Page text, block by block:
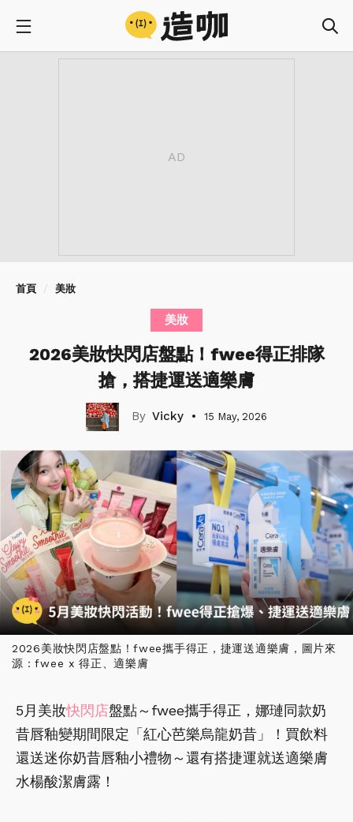
首頁 美妝
美妝
2026美妝快閃店盤點！fwee得正排隊
搶，搭捷運送適樂膚
Vicky 15 May, 2026
2026美妝快閃店盤點！fwee攜手得正，捷運送適樂膚，圖片來
源：fwee x 得正、適樂膚
5月美妝快閃店盤點～fwee攜手得正，娜璉同款奶
昔唇釉變期間限定「紅心芭樂烏龍奶昔」！買飲料
還送迷你奶昔唇釉小禮物～還有搭捷運就送適樂膚
水楊酸潔膚露！